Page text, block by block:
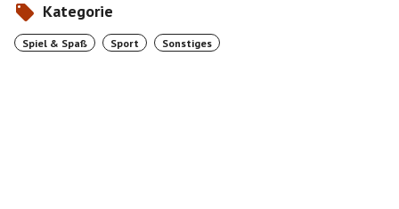
Kategorie
Spiel & Spaß Sport Sonstiges